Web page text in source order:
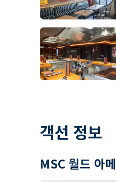
객선 정보
MSC 월드 아